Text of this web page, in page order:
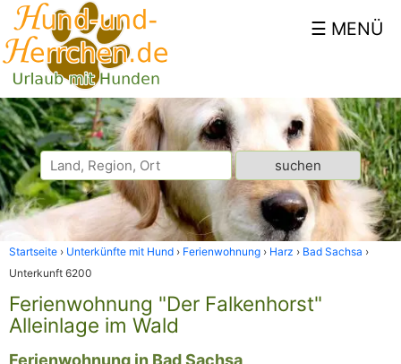
Startseite Unterkünfte mit Hund Ferienwohnung Harz
Bad Sachsa
Unterkunft 6200
Ferienwohnung "Der Falkenhorst"
Alleinlage im Wald
Ferienwohnung in Bad Sachsa